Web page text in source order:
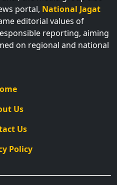
portal, National Jagat
editorial values of
reporting, aiming
on regional and national
Us
Us
Policy